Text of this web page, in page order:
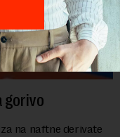
gorivo
na naftne derivate